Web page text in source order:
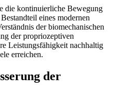
die kontinuierliche Bewegung
eines modernen
der biomechanischen
der propriozeptiven
Leistungsfähigkeit nachhaltig
erreichen.
der